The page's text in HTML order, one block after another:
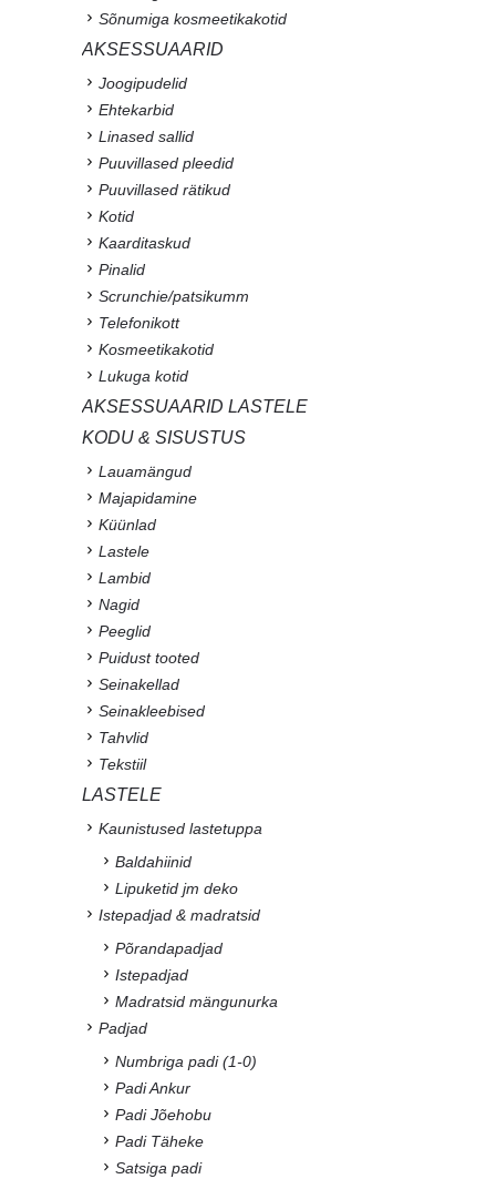
Sõnumiga kosmeetikakotid
AKSESSUAARID
Joogipudelid
Ehtekarbid
Linased sallid
Puuvillased pleedid
Puuvillased rätikud
Kotid
Kaarditaskud
Pinalid
Scrunchie/patsikumm
Telefonikott
Kosmeetikakotid
Lukuga kotid
AKSESSUAARID LASTELE
KODU & SISUSTUS
Lauamängud
Majapidamine
Küünlad
Lastele
Lambid
Nagid
Peeglid
Puidust tooted
Seinakellad
Seinakleebised
Tahvlid
Tekstiil
LASTELE
Kaunistused lastetuppa
Baldahiinid
Lipuketid jm deko
Istepadjad & madratsid
Põrandapadjad
Istepadjad
Madratsid mängunurka
Padjad
Numbriga padi (1-0)
Padi Ankur
Padi Jõehobu
Padi Täheke
Satsiga padi